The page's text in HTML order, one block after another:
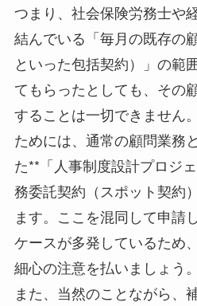
つまり、社会保険労務士や
結んでいる「毎月の既存の
といった包括契約）」の範
てもらったとしても、その
することは一切できません
ためには、通常の顧問業務
た**「人事制度設計プロジ
務委託契約（スポット契約
ます。ここを混同して申請
ケースが多発しているため
細心の注意を払いましょう。
また、当然のことながら、